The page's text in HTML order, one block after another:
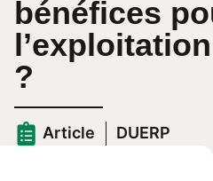
bénéfices
?
Article DUERP